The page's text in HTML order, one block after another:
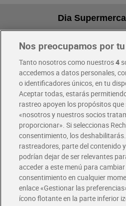
Dia
Pide hoy, recibe hoy
Envío gratis por compras
Envío estandar por 4,99€
Glovo y Uber Eats
Solicita tu factura de Glovo o Uber Eats
Únete al CLUB Dia
Disfruta las ventajas y ofertas
Descárgate la APP Dia
Folletos y Tiendas
Nos preocupamos por
Tanto nosotros como nuestros4
accedemos a datos personales,
o identificadores únicos, en tu
Aceptar todas, estarás
rastreo apoyen los propósitos que
«nosotros y nuestros socios
proporcionar». Si seleccionas
consentimiento, los
rastreadores, parte del contenido
podrían dejar de ser relevantes
acceder a este menú para
consentimiento en cualquier
enlace «Gestionar las
ícono flotante en la parte inferior